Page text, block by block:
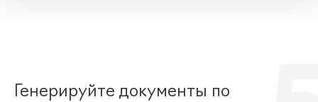
Генерируйте документы по